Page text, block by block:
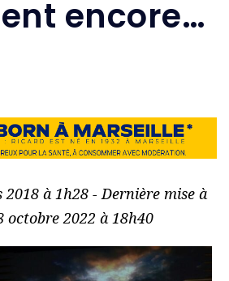
encore…
2018 à 1h28 - Dernière mise à
octobre 2022 à 18h40